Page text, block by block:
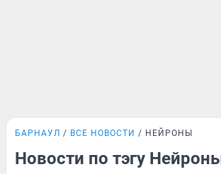
БАРНАУЛ ВСЕ НОВОСТИ НЕЙРОНЫ
Новости по тэгу